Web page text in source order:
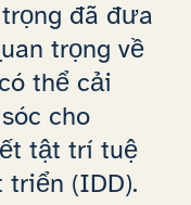
đã đưa
trọng về
thể cải
cho
tật trí tuệ
triển (IDD).